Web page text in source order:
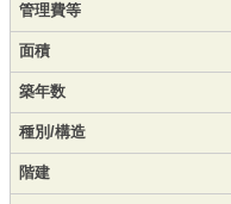
管理費等
面積
築年数
種別/構造
階建